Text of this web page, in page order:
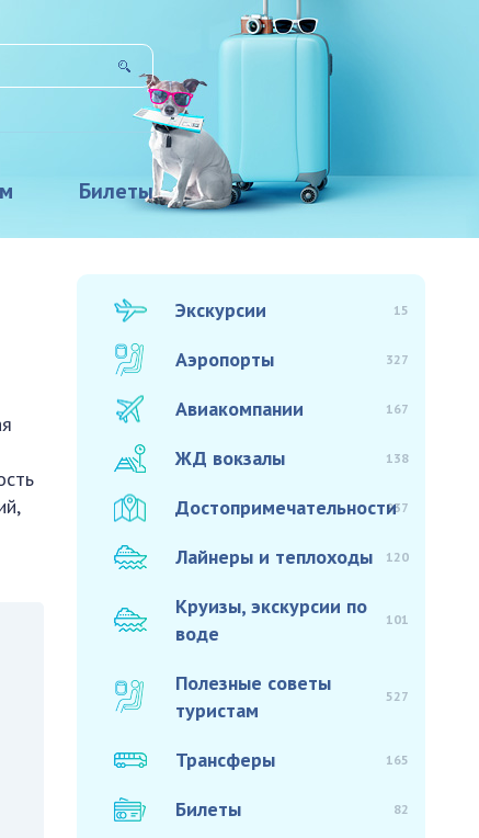
Билеты
Экскурсии 15
Аэропорты 327
Авиакомпании 167
ЖД вокзалы 138
Достопримечательности937
Лайнеры и теплоходы 120
Круизы, экскурсии по
воде
101
Полезные советы
туристам
527
Трансферы 165
Билеты 82